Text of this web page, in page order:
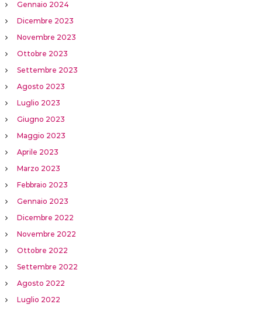
Gennaio 2024
Dicembre 2023
Novembre 2023
Ottobre 2023
Settembre 2023
Agosto 2023
Luglio 2023
Giugno 2023
Maggio 2023
Aprile 2023
Marzo 2023
Febbraio 2023
Gennaio 2023
Dicembre 2022
Novembre 2022
Ottobre 2022
Settembre 2022
Agosto 2022
Luglio 2022